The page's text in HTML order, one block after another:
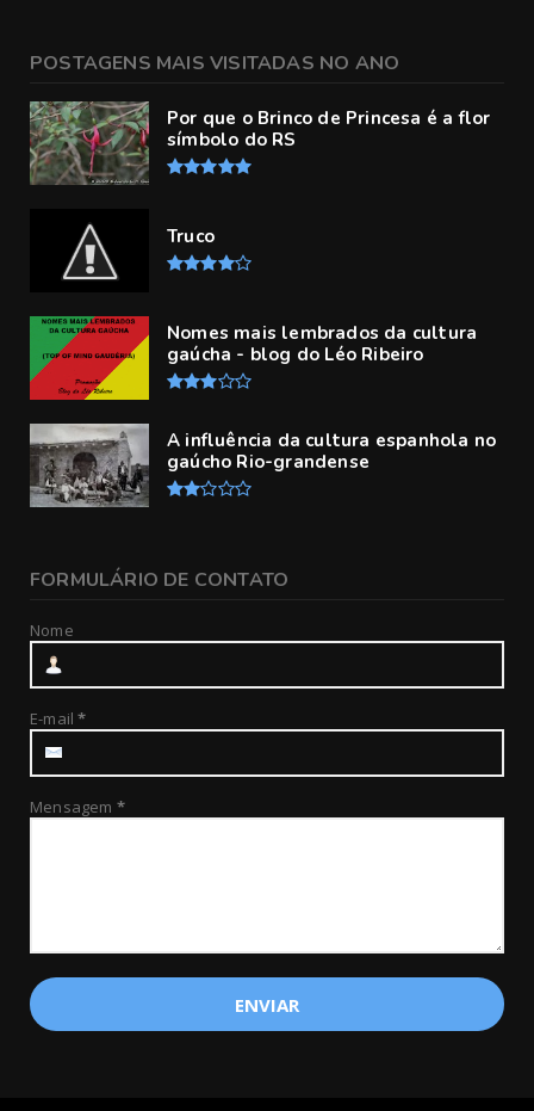
POSTAGENS MAIS VISITADAS NO ANO
Por que o Brinco de Princesa é a flor
símbolo do RS
Truco
Nomes mais lembrados da cultura
gaúcha - blog do Léo Ribeiro
A influência da cultura espanhola no
gaúcho Rio-grandense
FORMULÁRIO DE CONTATO
Nome
E-mail*
Mensagem *